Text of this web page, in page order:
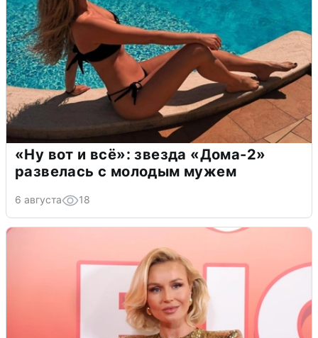
«Ну вот и всё»: звезда «Дома-2»
развелась с молодым мужем
6 августа 18